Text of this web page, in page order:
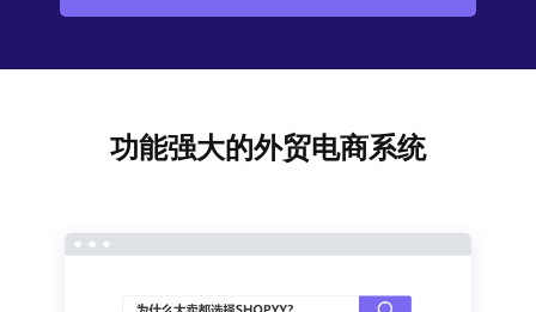
功能强大的外贸电商系统